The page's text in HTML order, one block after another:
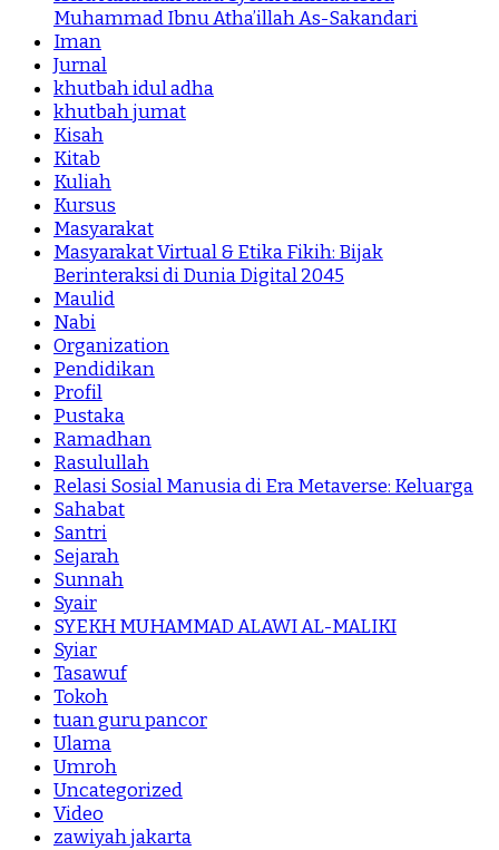
Muhammad Ibnu Atha’illah As-Sakandari
Iman
Jurnal
khutbah idul adha
khutbah jumat
Kisah
Kitab
Kuliah
Kursus
Masyarakat
Masyarakat Virtual & Etika Fikih: Bijak
Berinteraksi di Dunia Digital 2045
Maulid
Nabi
Organization
Pendidikan
Profil
Pustaka
Ramadhan
Rasulullah
Relasi Sosial Manusia di Era Metaverse: Keluarga
Sahabat
Santri
Sejarah
Sunnah
Syair
SYEKH MUHAMMAD ALAWI AL-MALIKI
Syiar
Tasawuf
Tokoh
tuan guru pancor
Ulama
Umroh
Uncategorized
Video
zawiyah jakarta